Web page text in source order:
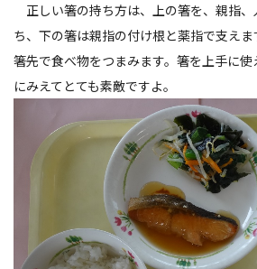
正しい箸の持ち方は、上の箸を、親指
ち、下の箸は親指の付け根と薬指で支えま
箸先で食べ物をつまみます。箸を上手に
にみえてとても素敵ですよ。